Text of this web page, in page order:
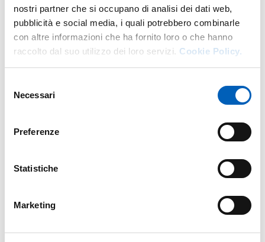
nostri partner che si occupano di analisi dei dati web,
pubblicità e social media, i quali potrebbero combinarle
con altre informazioni che ha fornito loro o che hanno
raccolto dal suo utilizzo dei loro servizi. Cookie Policy.
delNecessari
Preferenze
Statistiche
Marketing
prodotti finiti
Caratterizzazione fitochimica di estratti vegetali e
studio della biodiversità di specie vegetali coltivate
e spontanee
bioinformatiche/test in vitro cell free e cell based
per lo studio di piante medicinali di interesse
Indagini sui botanicals sotto attenzione EFSA o
Biotecnologie vegetali